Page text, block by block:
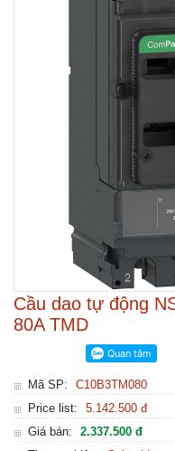
Cầu dao tự động
80A TMD
Mã SP:
C10B3TM080
Price list:
5.142.500 đ
Giá bán:
2.337.500 đ